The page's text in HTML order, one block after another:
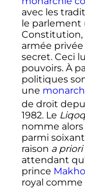
avec les
le parlement
Constitution,
armée
secret. Ceci
pouvoirs. À
politiques
une
de droit
1982. Le
nomme alors
parmi
raison a priori
attendant
prince
royal